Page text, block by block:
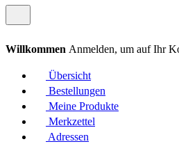
Willkommen Anmelden, um auf Ihr
Übersicht
Bestellungen
Meine Produkte
Merkzettel
Adressen